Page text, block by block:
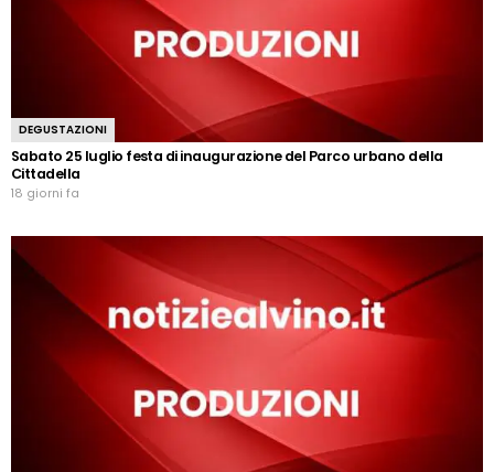
DEGUSTAZIONI
Sabato 25 luglio festa di inaugurazione del Parco urbano della
Cittadella
18 giorni fa